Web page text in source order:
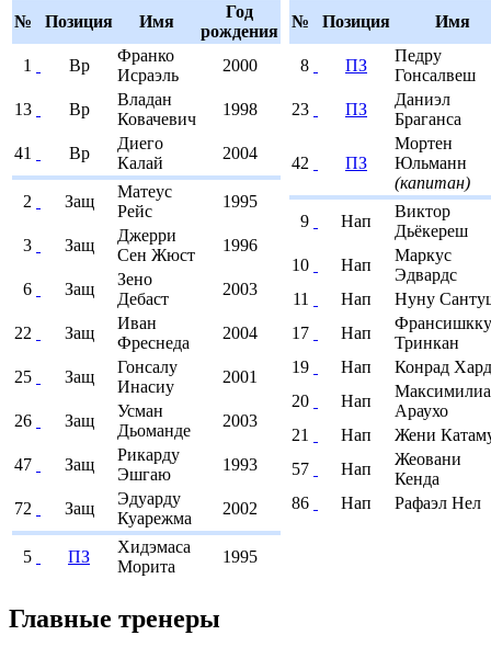
№ Позиция Имя
Год
рождения
1
Вр
Франко
Исраэль
2000
13 Вр
Владан
Ковачевич
1998
41 Вр
Диего
Калай
2004
2 Защ
Матеус
Рейс
1995
3 Защ
Джерри
Сен Жюст
1996
6 Защ
Зено
Дебаст
2003
22 Защ
Иван
Фреснеда
2004
25 Защ
Гонсалу
Инасиу
2001
26 Защ
Усман
Дьоманде
2003
47 Защ
Рикарду
Эшгаю
1993
72 Защ
Эдуарду
Куарежма
2002
5 ПЗ
Хидэмаса
Морита
1995
№ Позиция Имя
8 ПЗ
Педру
Гонсалвеш
23
ПЗ
Даниэл
Браганса
42 ПЗ
Мортен
Юльманн
(капитан)
9 Нап
Виктор
Дьёкереш
10
Нап
Маркус
Эдвардс
11
Нап
Нуну
17
Нап
Франсишкку
Тринкан
19
Нап
Конрад
20
Нап
Араухо
21
Нап
Жени
57
Нап
Жеовани
Кенда
86
Нап Рафаэл Нел
Главные тренеры